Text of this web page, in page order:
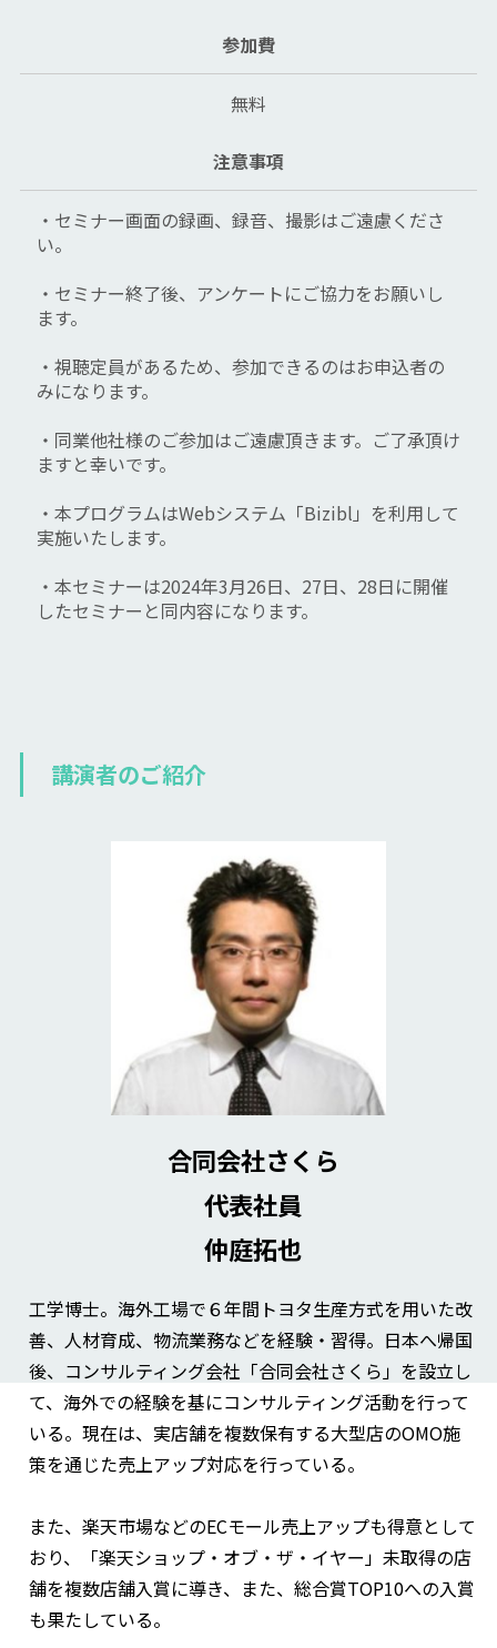
参加費
無料
注意事項
・セミナー画面の録画、録音、撮影はご遠慮くださ
い。
・セミナー終了後、アンケートにご協力をお願いし
ます。
・視聴定員があるため、参加できるのはお申込者の
みになります。
・同業他社様のご参加はご遠慮頂きます。ご了承頂け
ますと幸いです。
・本プログラムはWebシステム「Bizibl」を利用して
実施いたします。
・本セミナーは2024年3月26日、27日、28日に開催
したセミナーと同内容になります。
講演者のご紹介
合同会社さくら
代表社員
仲庭拓也
工学博士。海外工場で６年間トヨタ生産方式を用いた改
善、人材育成、物流業務などを経験・習得。日本へ帰国
後、コンサルティング会社「合同会社さくら」を設立し
て、海外での経験を基にコンサルティング活動を行って
いる。現在は、実店舗を複数保有する大型店のOMO施
策を通じた売上アップ対応を行っている。
また、楽天市場などのECモール売上アップも得意として
おり、「楽天ショップ・オブ・ザ・イヤー」未取得の店
舗を複数店舗入賞に導き、また、総合賞TOP10への入賞
も果たしている。